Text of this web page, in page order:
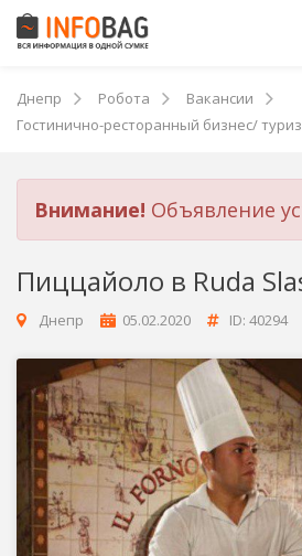
Днепр Робота
Вакансии
Гостинично-ресторанный бизнес/
Внимание! Объявление
Пиццайоло в Ruda
Днепр 05.02.2020 ID: 40294